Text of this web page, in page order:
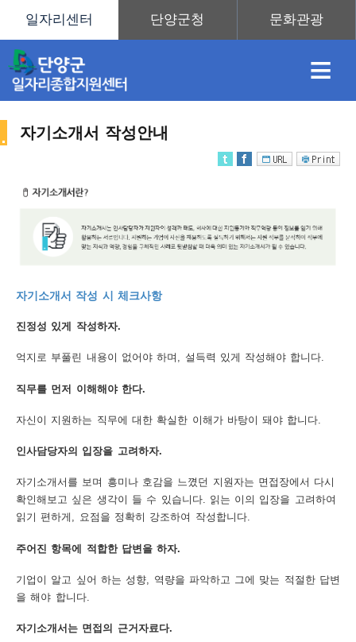
≡
자기소개서 작성안내
자기소개서 작성 시 체크사항
진정성 있게 작성하자.
억지로 부풀린 내용이 없어야 하며, 설득력 있게 작성해야 합니다.
직무를 먼저 이해해야 한다.
자신이 지원하는 직무에 대한 확실한 이해가 바탕이 돼야 합니다.
인사담당자의 입장을 고려하자.
자기소개서를 보며 흥미나 호감을 느꼈던 지원자는 면접장에서 다시
확인해보고 싶은 생각이 들 수 있습니다. 읽는 이의 입장을 고려하여
읽기 편하게, 요점을 정확히 강조하여 작성합니다.
주어진 항목에 적합한 답변을 하자.
기업이 알고 싶어 하는 성향, 역량을 파악하고 그에 맞는 적절한 답변
을 해야 합니다.
자기소개서는 면접의 근거자료다.
업
도
우
미